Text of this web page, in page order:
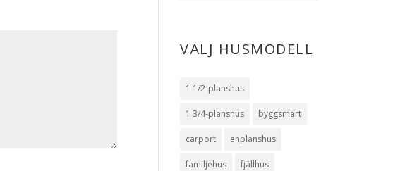
VÄLJ HUSMODELL
1 1/2-planshus
1 3/4-planshus byggsmart
carport enplanshus
familjehus fjällhus